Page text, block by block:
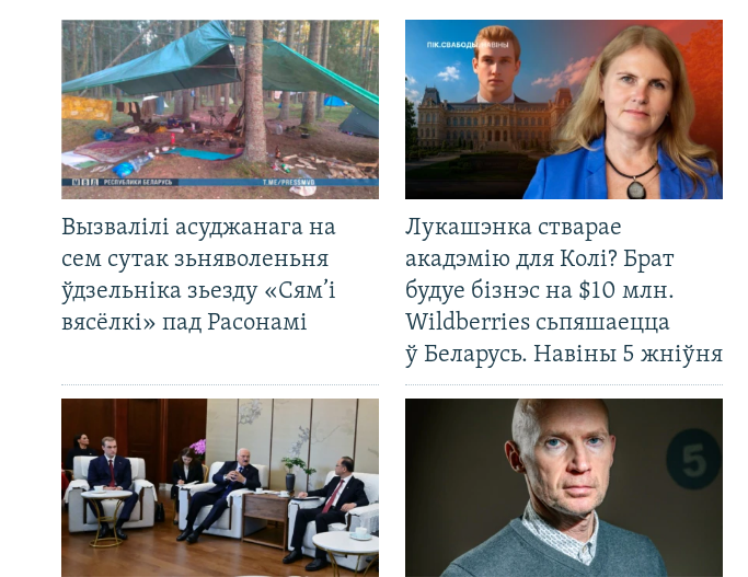
Вызвалілі асуджанага на
сем сутак зьняволеньня
ўдзельніка зьезду «Сям’і
вясёлкі» пад Расонамі
Лукашэнка стварае
акадэмію для Колі? Брат
будуе бізнэс на $10 млн.
Wildberries сьпяшаецца
ў Беларусь. Навіны 5 жніўня